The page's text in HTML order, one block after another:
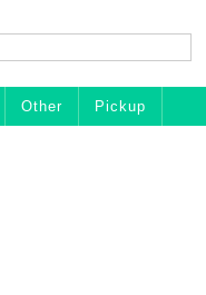
Other Pickup